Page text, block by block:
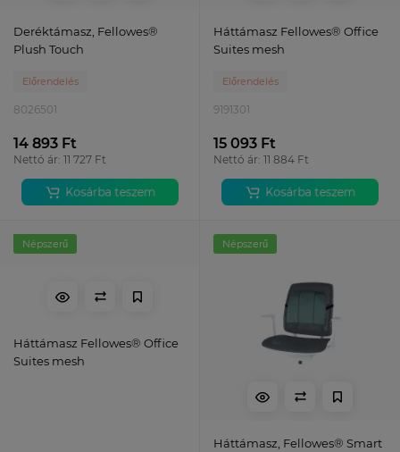
Deréktámasz, Fellowes®
Plush Touch
Előrendelés
8026501
14 893 Ft
Nettó ár: 11 727 Ft
Kosárba teszem
Háttámasz Fellowes® Office
Suites mesh
Előrendelés
9191301
15 093 Ft
Nettó ár: 11 884 Ft
Kosárba teszem
Népszerű
Háttámasz Fellowes® Office
Suites mesh
Népszerű
Háttámasz, Fellowes® Smart